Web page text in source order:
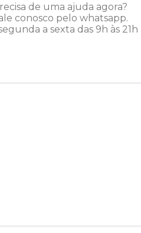
de uma ajuda agora?
conosco pelo whatsapp.
a sexta das 9h às 21h